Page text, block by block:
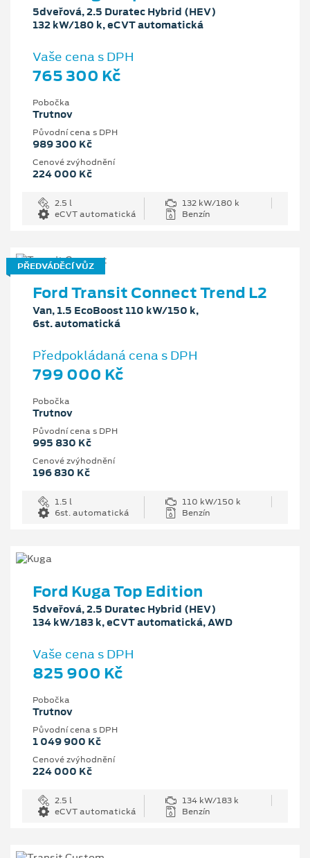
5dveřová, 2.5 Duratec Hybrid (HEV)
132 kW/180 k, eCVT automatická
Vaše cena s DPH
765 300 Kč
Pobočka
Trutnov
Původní cena s DPH
989 300 Kč
Cenové zvýhodnění
224 000 Kč
2.5 l
132 kW/180 k
eCVT automatická
Benzín
PŘEDVÁDĚCÍ VŮZ
Ford Transit Connect Trend L2
Van, 1.5 EcoBoost 110 kW/150 k,
6st. automatická
Předpokládaná cena s DPH
799 000 Kč
Pobočka
Trutnov
Původní cena s DPH
995 830 Kč
Cenové zvýhodnění
196 830 Kč
1.5 l
110 kW/150 k
6st. automatická
Benzín
Ford Kuga Top Edition
5dveřová, 2.5 Duratec Hybrid (HEV)
134 kW/183 k, eCVT automatická, AWD
Vaše cena s DPH
825 900 Kč
Pobočka
Trutnov
Původní cena s DPH
1 049 900 Kč
Cenové zvýhodnění
224 000 Kč
2.5 l
134 kW/183 k
eCVT automatická
Benzín